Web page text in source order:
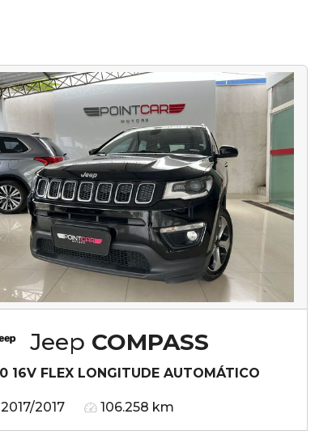
Jeep COMPASS
16V FLEX LONGITUDE AUTOMÁTICO
2017/2017 106.258 km